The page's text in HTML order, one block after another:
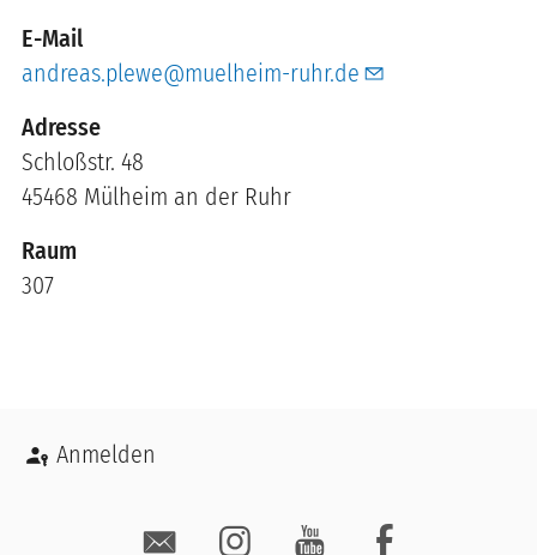
E-Mail
andreas.plewe@muelheim-ruhr.de
Schloßstr. 48
45468 Mülheim an der Ruhr
Raum
307
Benutzermenü
Anmelden